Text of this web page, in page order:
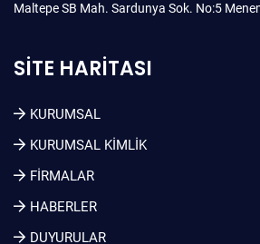
Maltepe SB Mah. Sardunya Sok. No:5
SITE HARITASI
KURUMSAL
KURUMSAL KIMLIK
FİRMALAR
HABERLER
DUYURULAR